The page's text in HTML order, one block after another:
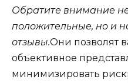
Обратите внимание
положительные, но и
отзывы.Они позволят
объективное
минимизировать